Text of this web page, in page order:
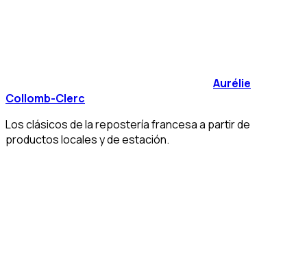
Aurélie
Collomb-Clerc
Los clásicos de la repostería francesa a partir de
productos locales y de estación.